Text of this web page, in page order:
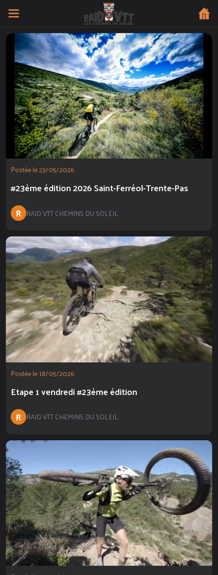
Postée le 23/05/2026
#23ème édition 2026 Saint-Ferréol-Trente-Pas
R RAID VTT CHEMINS DU SOLEIL
Postée le 18/05/2026
Etape 1 vendredi #23ème édition
R RAID VTT CHEMINS DU SOLEIL